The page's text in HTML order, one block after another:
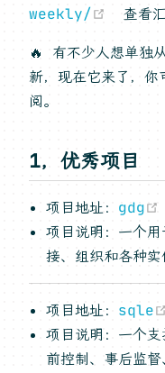
weekly/
查看
🔥 有不少人想单独
新，现在它来了，你
阅。
1，优秀项目
项目地址： gdg
项目说明：一个
接、组织和各种实
项目地址： sqle
项目说明：一个
前控制、事后监